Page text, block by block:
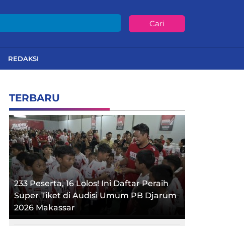
Cari
REDAKSI
TERBARU
233 Peserta, 16 Lolos! Ini Daftar Peraih
Super Tiket di Audisi Umum PB Djarum
2026 Makassar